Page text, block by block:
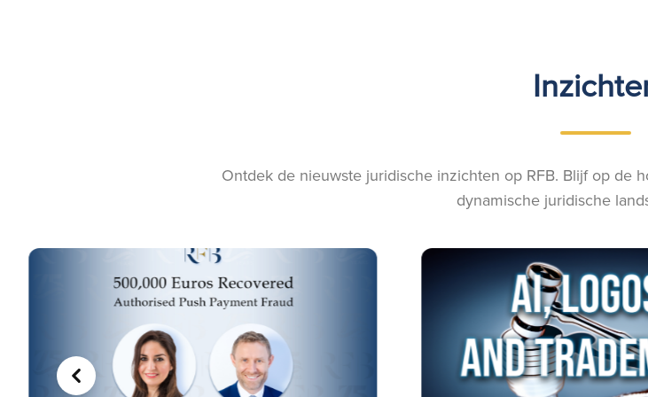
Ontdek de nieuwste juridische inzichten op RFB. Blijf op de
dynamische juridische
VORIGE